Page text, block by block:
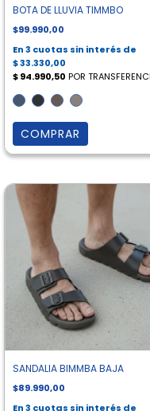
BOTA DE LLUVIA TIMMBO
$99.990,00
COMPRAR
SANDALIA BIMMBA BAJA
$89.990,00